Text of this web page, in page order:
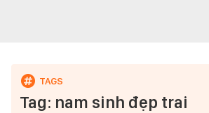
Tag: nam sinh đẹp trai